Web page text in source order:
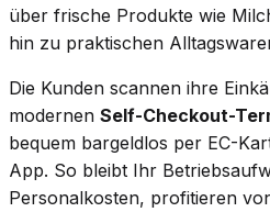
über frische Produkte wie
hin zu praktischen
Die Kunden scannen ihre
modernen Self-Checkout-
bequem bargeldlos per EC-
App. So bleibt Ihr
Personalkosten, profitieren